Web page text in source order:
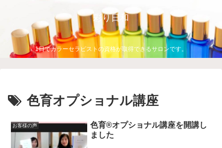
彩り日和
1日でカラーセラピストの資格が取得できるサロンです。
色育オプショナル講座
お客様の声
色育®オプショナル講座を開講し
ました